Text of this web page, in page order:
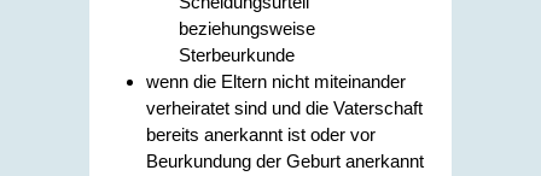
beziehungsweise
Sterbeurkunde
wenn die Eltern nicht miteinander
verheiratet sind und die Vaterschaft
bereits anerkannt ist oder vor
Beurkundung der Geburt anerkannt